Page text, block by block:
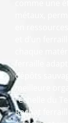
dépôts
meilleure
l’échelle du
Rachat